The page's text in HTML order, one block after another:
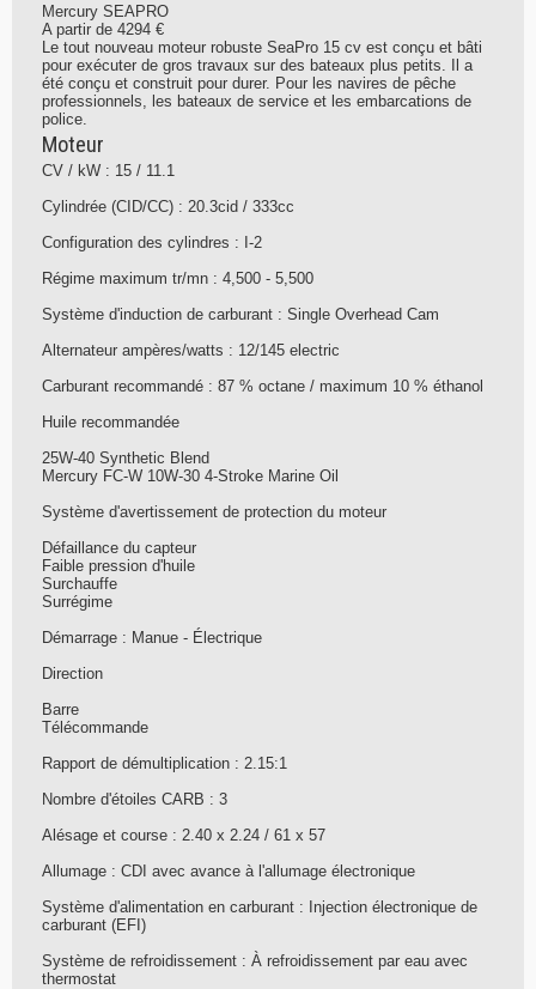
Mercury SEAPRO
A partir de 4294 €
Le tout nouveau moteur robuste SeaPro 15 cv est conçu et bâti
pour exécuter de gros travaux sur des bateaux plus petits. Il a
été conçu et construit pour durer. Pour les navires de pêche
professionnels, les bateaux de service et les embarcations de
police.
Moteur
CV / kW : 15 / 11.1
Cylindrée (CID/CC) : 20.3cid / 333cc
Configuration des cylindres : I-2
Régime maximum tr/mn : 4,500 - 5,500
Système d'induction de carburant : Single Overhead Cam
Alternateur ampères/watts : 12/145 electric
Carburant recommandé : 87 % octane / maximum 10 % éthanol
Huile recommandée
25W-40 Synthetic Blend
Mercury FC-W 10W-30 4-Stroke Marine Oil
Système d'avertissement de protection du moteur
Défaillance du capteur
Faible pression d'huile
Surchauffe
Surrégime
Démarrage : Manue - Électrique
Direction
Barre
Télécommande
Rapport de démultiplication : 2.15:1
Nombre d'étoiles CARB : 3
Alésage et course : 2.40 x 2.24 / 61 x 57
Allumage : CDI avec avance à l'allumage électronique
Système d'alimentation en carburant : Injection électronique de
carburant (EFI)
Système de refroidissement : À refroidissement par eau avec
thermostat